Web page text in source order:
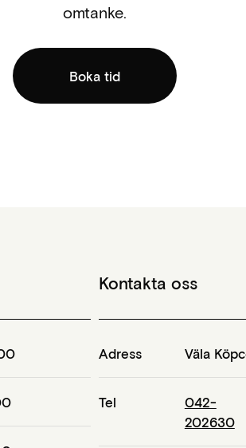
omtanke.
Boka tid
Kontakta oss
Adress Väla
Tel
042-
202630